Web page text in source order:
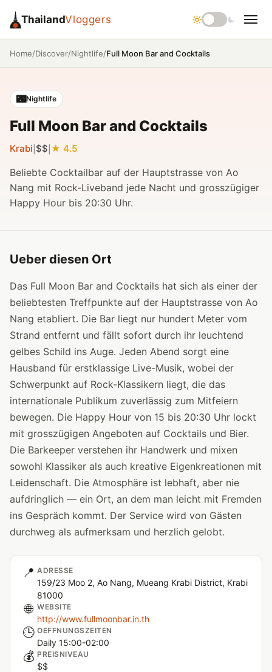
ThailandVloggers
Home/Discover/Nightlife/Full Moon Bar and Cocktails
🌃Nightlife
Full Moon Bar and Cocktails
Krabi $$ 4.5
Beliebte Cocktailbar auf der Hauptstrasse von Ao
Nang mit Rock-Liveband jede Nacht und grosszügiger
Happy Hour bis 20:30 Uhr.
Ueber diesen Ort
Das Full Moon Bar and Cocktails hat sich als einer der
beliebtesten Treffpunkte auf der Hauptstrasse von Ao
Nang etabliert. Die Bar liegt nur hundert Meter vom
Strand entfernt und fällt sofort durch ihr leuchtend
gelbes Schild ins Auge. Jeden Abend sorgt eine
Hausband für erstklassige Live-Musik, wobei der
Schwerpunkt auf Rock-Klassikern liegt, die das
internationale Publikum zuverlässig zum Mitfeiern
bewegen. Die Happy Hour von 15 bis 20:30 Uhr lockt
mit grosszügigen Angeboten auf Cocktails und Bier.
Die Barkeeper verstehen ihr Handwerk und mixen
sowohl Klassiker als auch kreative Eigenkreationen mit
Leidenschaft. Die Atmosphäre ist lebhaft, aber nie
aufdringlich — ein Ort, an dem man leicht mit Fremden
ins Gespräch kommt. Der Service wird von Gästen
durchweg als aufmerksam und herzlich gelobt.
📍 ADRESSE
159/23 Moo 2, Ao Nang, Mueang Krabi District, Krabi
81000
🌐 WEBSITE
http://www.fullmoonbar.in.th
🕒 OEFFNUNGSZEITEN
Daily 15:00-02:00
💰 PREISNIVEAU
$$